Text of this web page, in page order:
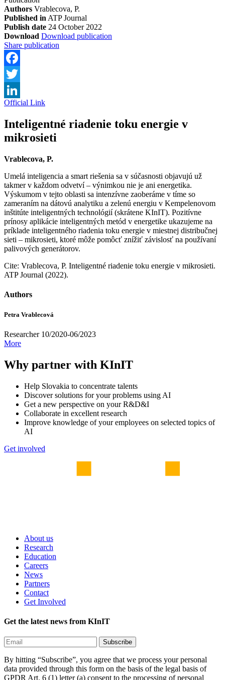
Authors Vrablecova, P.
Published in ATP Journal
Publish date 24 October 2022
Download Download publication
Share publication
Facebook
Twitter
LinkedIn
Official Link
Inteligentné riadenie toku energie v
mikrosieti
Vrablecova, P.
Umelá inteligencia a smart riešenia sa v súčasnosti objavujú už
takmer v každom odvetví – výnimkou nie je ani energetika.
Výskumom v tejto oblasti sa intenzívne zaoberáme v tíme so
zameraním na dátovú analytiku a zelenú energiu v Kempelenovom
inštitúte inteligentných technológií (skrátene KInIT). Pozitívne
prínosy aplikácie inteligentných metód v energetike ukazujeme na
príklade inteligentného riadenia toku energie v miestnej distribučnej
sieti – mikrosieti, ktoré môže pomôcť znížiť závislosť na používaní
palivových generátorov.
Cite: Vrablecova, P. Inteligentné riadenie toku energie v mikrosieti.
ATP Journal (2022).
Authors
Petra Vrablecová
Researcher 10/2020-06/2023
More
Why partner with KInIT
Help Slovakia to concentrate talents
Discover solutions for your problems using AI
Get a new perspective on your R&D&I
Collaborate in excellent research
Improve knowledge of your employees on selected topics of
AI
Get involved
About us
Research
Education
Careers
News
Partners
Contact
Get Involved
Get the latest news from KInIT
By hitting “Subscribe”, you agree that we process your personal
data provided through this form on the basis of the legal basis of
GPDR Art. 6 (1) letter (a) consent to the processing of personal